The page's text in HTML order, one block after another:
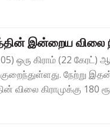
இன்றைய விலை
ஒரு கிராம் (22
நேற்று
விலை கிராமுக்கு 180